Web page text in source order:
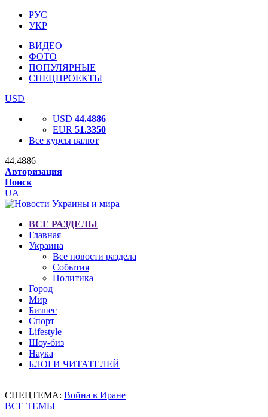
РУС
УКР
ВИДЕО
ФОТО
ПОПУЛЯРНЫЕ
СПЕЦПРОЕКТЫ
USD
USD 44.4886
EUR 51.3350
Все курсы валют
44.4886
Авторизация
Поиск
UA
ВСЕ РАЗДЕЛЫ
Главная
Украина
Все новости раздела
События
Политика
Город
Мир
Бизнес
Спорт
Lifestyle
Шоу-биз
Наука
БЛОГИ ЧИТАТЕЛЕЙ
СПЕЦТЕМА: Война в Иране
ВСЕ ТЕМЫ